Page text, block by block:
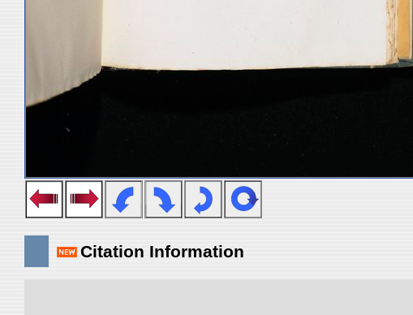
Citation Information